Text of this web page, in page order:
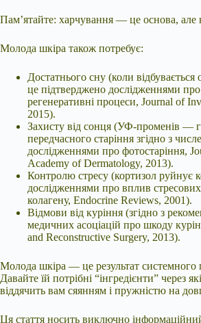
Пам’ятайте: харчування — це основа, але
Молода шкіра також потребує:
Достатнього сну (коли
це підтверджено дослідженнями
регенеративні процеси, Journal of
2015).
Захисту від сонця (УФ-променів —
передчасного старіння згідно з
дослідженнями про фотостаріння,
Academy of Dermatology, 2013).
Контролю стресу (кортизол руйнує
дослідженнями про вплив
колагену, Endocrine Reviews, 2001).
Відмови від куріння (згідно з
медичних асоціацій про шкоду
and Reconstructive Surgery, 2013).
Молода шкіра — це результат системного
Давайте їй потрібні “інгредієнти” через
віддячить вам сяянням і пружністю на
Ця стаття носить виключно